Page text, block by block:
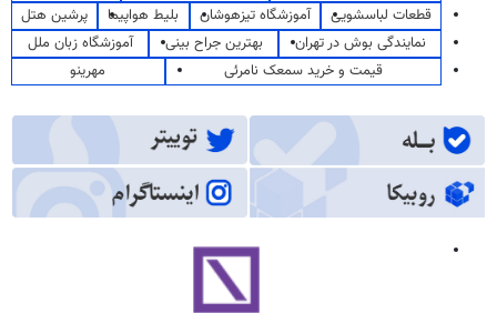
قطعات لباسشویی
آموزشگاه تیزهوشان بلیط هواپیما
پرشین هتل
نمایندگی بوش در تهران
بهترین جراح بینی
آموزشگاه زبان ملل
قیمت و خرید سمعک نامرئی
مهرینو